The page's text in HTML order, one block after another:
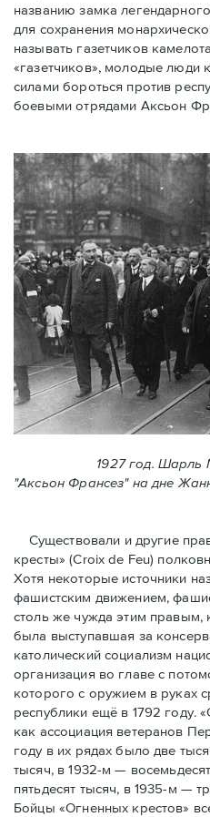
названию замка
для сохранения
называть газетчиков
«газетчиков», молодые люди
силами бороться против
боевыми отрядами Аксьон
1927 год. Шарль
"Аксьон Франсез" на дне
Существовали и другие
кресты» (Croix de Feu)
Хотя некоторые источники
фашистским движением,
столь же чужда этим правым,
была выступавшая за
католический социализм
организация во главе с
которого с оружием в руках
республики ещё в 1792 году.
как ассоциация ветеранов
году в их рядах было две
тысяч, в 1932-м —
пятьдесят тысяч, в 1935-м —
Бойцы «Огненных крестов»